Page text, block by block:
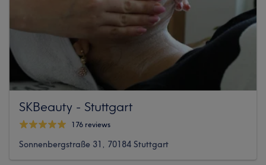
SKBeauty - Stuttgart
176 reviews
Sonnenbergstraße 31, 70184 Stuttgart